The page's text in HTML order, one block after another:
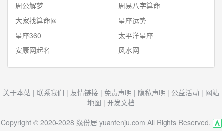
周公解梦
周易八字算命
大家找算命网
星座运势
星座360
太平洋星座
安康网起名
风水网
关于本站 | 联系我们 | 友情链接 | 免责声明 | 隐私声明 | 公益活动 | 网站
地图 | 开发文档
Copyright © 2020-2028 缘份居 yuanfenju.com All Rights Reserved.